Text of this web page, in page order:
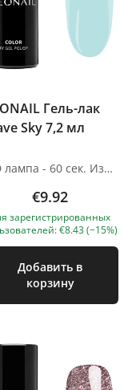
Гель-лак
Sky 7,2 мл
LED лампа - 60 сек. Изображения продуктов носят иллюстративный характер. Если у вас есть какие-либо вопросы, мы всегда ждем вашего письма nanatallinn@gmail.com
€9.92
зарегистрированных
€8.43 (−15%)
Добавить в
корзину